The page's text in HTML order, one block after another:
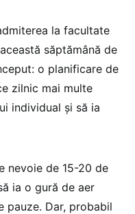
la facultate
săptămână de
o planificare de
zilnic mai multe
individual și să ia
nevoie de 15-20 de
ia o gură de aer
pauze. Dar, probabil